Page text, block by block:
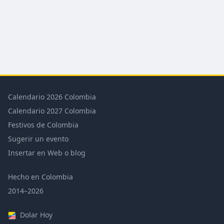
Calendario 2026 Colombia
Calendario 2027 Colombia
Festivos de Colombia
Sugerir un evento
Insertar en Web o blog
Hecho en Colombia
2014–2026
Dolar Hoy